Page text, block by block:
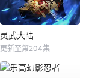
灵武大陆
更新至第204集